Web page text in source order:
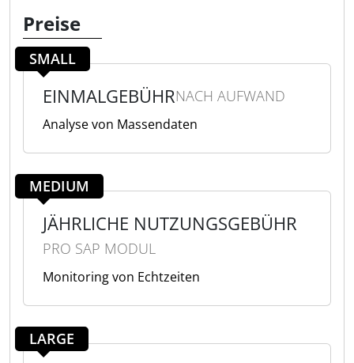
Preise
SMALL
EINMALGEBÜHRNACH AUFWAND
Analyse von Massendaten
MEDIUM
JÄHRLICHE NUTZUNGSGEBÜHR
PRO SAP MODUL
Monitoring von Echtzeiten
LARGE